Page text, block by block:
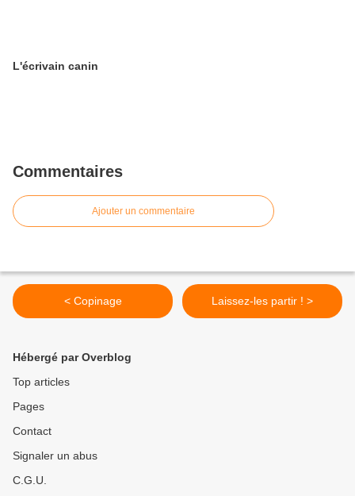
L'écrivain canin
Commentaires
Ajouter un commentaire
< Copinage Laissez-les partir ! >
Hébergé par Overblog
Top articles
Pages
Contact
Signaler un abus
C.G.U.